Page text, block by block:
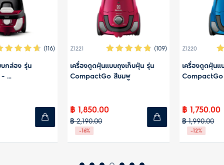
(109)
รุ่น
Z1220 (297)
เครื่องดูดฝุ่นแบบถุงเก็บฝุ่น รุ่น
CompactGo สีน้ำเงิน
฿ 1,750.00
฿ 1,990.00
WQ71-2BSWF
21.6V เครื่องดูดฝุ่นไร้สา
฿ 9,290.00
฿ 14,990.00